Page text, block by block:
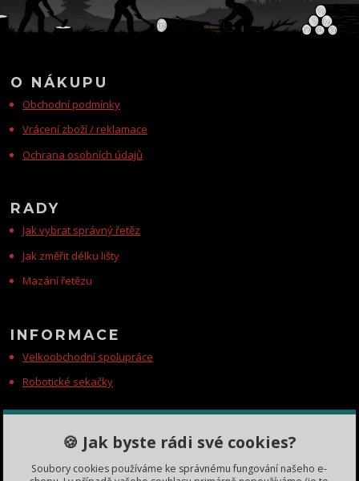
O NÁKUPU
Obchodní podmínky
Vrácení zboží / reklamace
Ochrana osobních údajů
RADY
Jak vybrat správný řetěz
Jak změřit délku lišty
Mazání řetězu
INFORMACE
Velkoobchodní spolupráce
Robotické sekačky
KONTAKTY
Zákaznická podpora
+420 735 060 350
🍪 Jak byste rádi své cookies?
Soubory cookies používáme ke správnému fungování našeho e-